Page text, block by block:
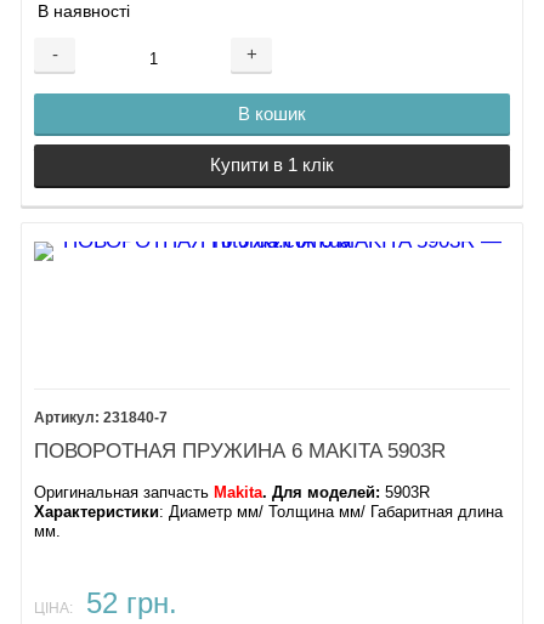
В наявності
- +
В кошик
Купити в 1 клік
231840-7
ПОВОРОТНАЯ ПРУЖИНА 6 MAKITA 5903R
Оригинальная запчасть Makita. Для моделей: 5903R
Характеристики: Диаметр мм/ Толщина мм/ Габаритная длина
мм.
ЦІНА: 52 грн.